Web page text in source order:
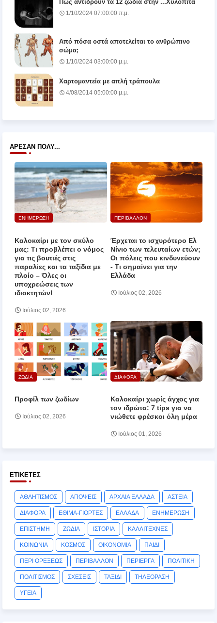
Πώς αντιδρούν τα 12 ζώδια στην ...Χυλόπιτα
1/10/2024 07:00:00 π.μ.
Από πόσα οστά αποτελείται το ανθρώπινο
σώμα;
1/10/2024 03:00:00 μ.μ.
Χαρτομαντεία με απλή τράπουλα
4/08/2014 05:00:00 μ.μ.
ΆΡΕΣΑΝ ΠΟΛΎ...
ΕΝΗΜΕΡΩΣΗ
Καλοκαίρι με τον σκύλο
μας: Τι προβλέπει ο νόμος
για τις βουτιές στις
παραλίες και τα ταξίδια με
πλοίο – Όλες οι
υποχρεώσεις των
ιδιοκτητών!
Ιούλιος 02, 2026
ΠΕΡΙΒΑΛΛΟΝ
Έρχεται το ισχυρότερο Ελ
Νίνιο των τελευταίων ετών;
Οι πόλεις που κινδυνεύουν
‑ Τι σημαίνει για την
Ελλάδα
Ιούλιος 02, 2026
ΖΩΔΙΑ
Προφίλ των ζωδίων
Ιούλιος 02, 2026
ΔΙΑΦΟΡΑ
Καλοκαίρι χωρίς άγχος για
τον ιδρώτα: 7 tips για να
νιώθετε φρέσκοι όλη μέρα
Ιούλιος 01, 2026
ΕΤΙΚΈΤΕΣ
ΑΘΛΗΤΙΣΜΟΣ ΑΠΟΨΕΙΣ ΑΡΧΑΙΑ ΕΛΛΑΔΑ ΑΣΤΕΙΑ
ΔΙΑΦΟΡΑ ΕΘΙΜΑ-ΓΙΟΡΤΕΣ ΕΛΛΑΔΑ ΕΝΗΜΕΡΩΣΗ
ΕΠΙΣΤΗΜΗ ΖΩΔΙΑ ΙΣΤΟΡΙΑ ΚΑΛΛΙΤΕΧΝΕΣ
ΚΟΙΝΩΝΙΑ ΚΟΣΜΟΣ ΟΙΚΟΝΟΜΙΑ ΠΑΙΔΙ
ΠΕΡΙ ΟΡΕΞΕΩΣ ΠΕΡΙΒΑΛΛΟΝ ΠΕΡΙΕΡΓΑ ΠΟΛΙΤΙΚΗ
ΠΟΛΙΤΙΣΜΟΣ ΣΧΕΣΕΙΣ ΤΑΞΙΔΙ ΤΗΛΕΟΡΑΣΗ
ΥΓΕΙΑ